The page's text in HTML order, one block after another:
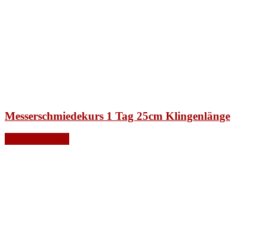
Messerschmiedekurs 1 Tag 25cm Klingenlänge